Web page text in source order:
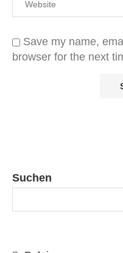
Save my name,
browser for the next
Suchen